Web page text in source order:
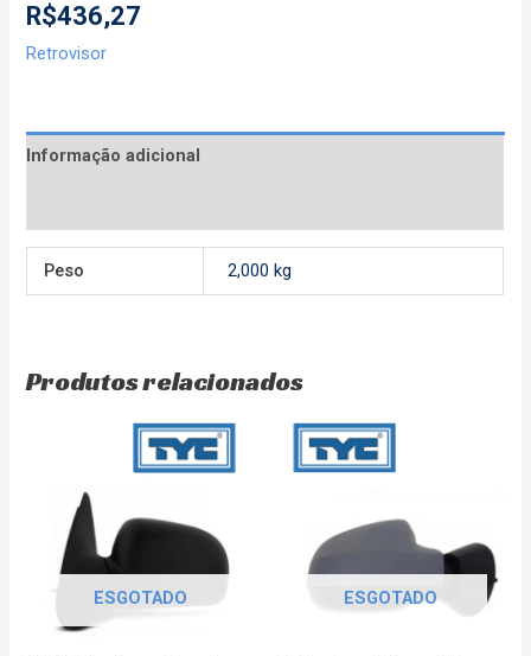
R$436,27
Retrovisor
Informação adicional
Peso 2,000 kg
Produtos relacionados
ESGOTADO ESGOTADO